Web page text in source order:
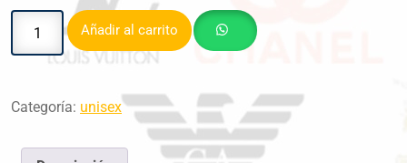
Añadir al carrito
Categoría: unisex